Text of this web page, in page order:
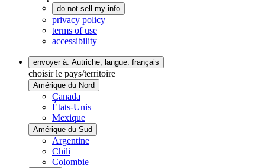
do not sell my info
privacy policy
terms of use
accessibility
envoyer à: Autriche, langue: français
choisir le pays/territoire
Amérique du Nord
Canada
États-Unis
Mexique
Amérique du Sud
Argentine
Chili
Colombie